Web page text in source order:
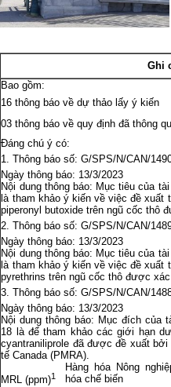
Ghi
Bao gồm:
16 thông báo về dự thảo lấy ý kiến
03 thông báo về quy định đã thông
Đáng chú ý có:
Thông báo số: G/SPS/N/CAN/
Ngày thông báo: 13/3/2023
Nội dung thông báo: Mục tiêu của
là tham khảo ý kiến về việc đề
piperonyl butoxide trên ngũ cốc thô
Thông báo số: G/SPS/N/CAN/
Ngày thông báo: 13/3/2023
Nội dung thông báo: Mục tiêu của
là tham khảo ý kiến về việc đề
pyrethrins trên ngũ cốc thô được
Thông báo số: G/SPS/N/CAN/
Ngày thông báo: 13/3/2023
Nội dung thông báo: Mục đích của
18 là để tham khảo các giới hạn
cyantraniliprole đã được đề xuất
tế Canada (PMRA).
MRL (ppm)1
Hàng hóa Nông
hóa chế biến